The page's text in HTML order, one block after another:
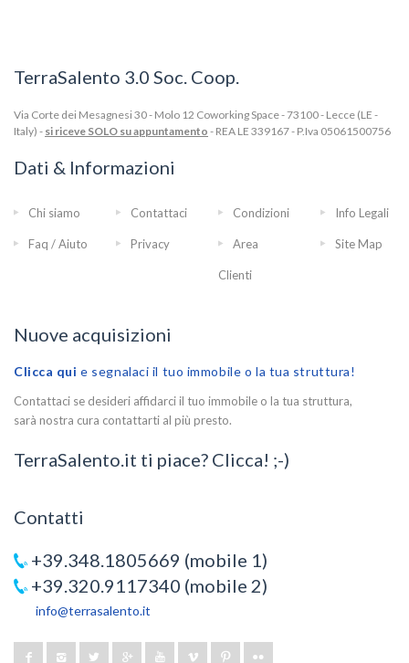
TerraSalento 3.0 Soc. Coop.
Via Corte dei Mesagnesi 30 - Molo 12 Coworking Space - 73100 - Lecce (LE -
Italy) - si riceve SOLO su appuntamento - REA LE 339167 - P.Iva 05061500756
Dati & Informazioni
Chi siamo Contattaci Condizioni Info Legali
Faq / Aiuto Privacy Area
Clienti
Site Map
Nuove acquisizioni
Clicca qui e segnalaci il tuo immobile o la tua struttura!
Contattaci se desideri affidarci il tuo immobile o la tua struttura,
sarà nostra cura contattarti al più presto.
TerraSalento.it ti piace? Clicca! ;-)
Contatti
+39.348.1805669 (mobile 1)
+39.320.9117340 (mobile 2)
info@terrasalento.it